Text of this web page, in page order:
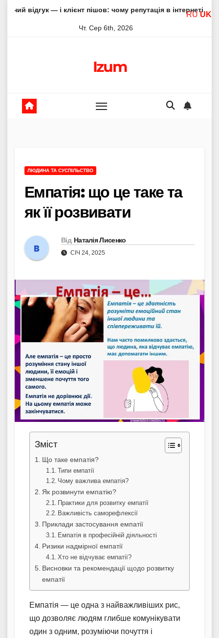
— і клієнт пішов: чому репутація в інтернеті вирішує все
Чт. Сер 6th, 2026
Izum
ЛЮДИНА ТА СУСПІЛЬСТВО
Емпатія: що це таке та
як її розвивати
Від Наталія Лисенко
СІЧ 24, 2025
Зміст
Що таке емпатія?
Типи емпатії
Чому важлива емпатія?
Як розвинути емпатію?
Практики для розвитку емпатії
Важливість саморефлексії
Приклади застосування емпатії
Емпатія в професійній діяльності
Ризики надмірної емпатії
Хто не відчуває емпатії?
Висновки та рекомендації щодо розвитку
емпатії
Емпатія — це одна з найважливіших рис,
що дозволяє людям глибше комунікувати
один з одним, розуміючи почуття і
RU UK